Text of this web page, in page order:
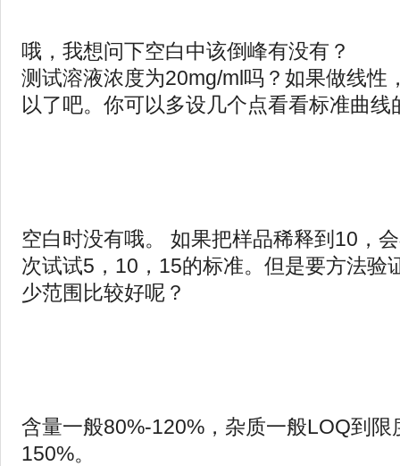
哦，我想问下空白中该倒峰有没有？
测试溶液浓度为20mg/ml吗？如果做线性
以了吧。你可以多设几个点看看标准曲线
空白时没有哦。 如果把样品稀释到10，
次试试5，10，15的标准。但是要方法验
少范围比较好呢？
含量一般80%-120%，杂质一般LOQ到限
150%。